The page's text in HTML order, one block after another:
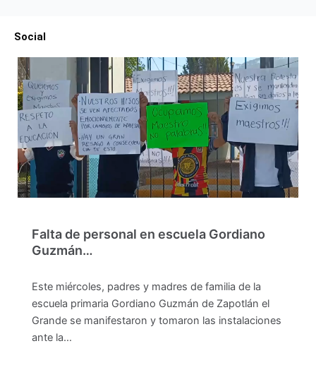
Social
Falta de personal en escuela Gordiano
Guzmán…
Este miércoles, padres y madres de familia de la
escuela primaria Gordiano Guzmán de Zapotlán el
Grande se manifestaron y tomaron las instalaciones
ante la…